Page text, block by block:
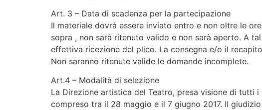
Art. 3 – Data di scadenza per la partecipazione
Il materiale dovrà essere inviato entro e non oltre le
sopra , non sarà ritenuto valido e non sarà aperto. A
effettiva ricezione del plico. La consegna e/o il
Non saranno ritenute valide le domande incomplete.
Art.4 – Modalità di selezione
La Direzione artistica del Teatro, presa visione di tutti
compreso tra il 28 maggio e il 7 giugno 2017. Il